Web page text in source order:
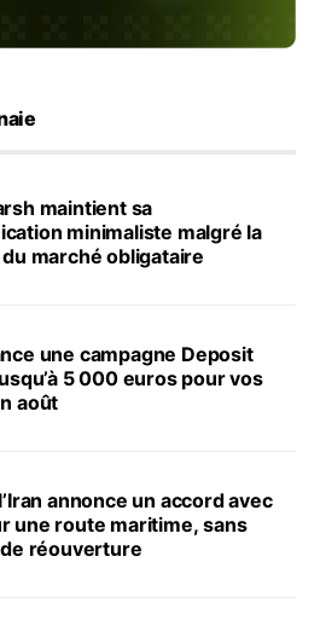
maintient sa
minimaliste malgré la
marché obligataire
une campagne Deposit
5 000 euros pour vos
août
annonce un accord avec
une route maritime, sans
réouverture